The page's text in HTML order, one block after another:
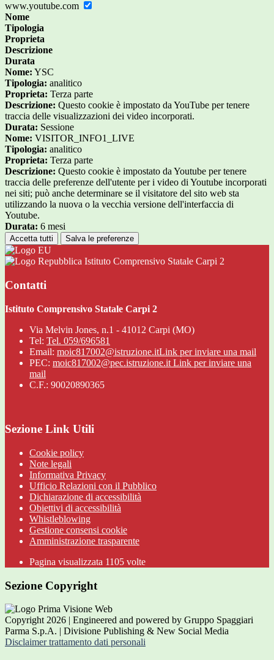
www.youtube.com
Nome
Tipologia
Proprieta
Descrizione
Durata
Nome: YSC
Tipologia: analitico
Proprieta: Terza parte
Descrizione: Questo cookie è impostato da YouTube per tenere
traccia delle visualizzazioni dei video incorporati.
Durata: Sessione
Nome: VISITOR_INFO1_LIVE
Tipologia: analitico
Proprieta: Terza parte
Descrizione: Questo cookie è impostato da Youtube per tenere
traccia delle preferenze dell'utente per i video di Youtube incorporati
nei siti; può anche determinare se il visitatore del sito web sta
utilizzando la nuova o la vecchia versione dell'interfaccia di
Youtube.
Durata: 6 mesi
Accetta tutti Salva le preferenze
Istituto Comprensivo Statale Carpi 2
Contatti
Istituto Comprensivo Statale Carpi 2
Via Melvin Jones, n.1 - 41012 Carpi (MO)
Tel: Tel. 059/696581
Email: moic817002@istruzione.itLink per inviare una mail
PEC: moic817002@pec.istruzione.it Link per inviare una
mail
C.F.: 90020890365
Sezione Link Utili
Cookie policy
Note legali
Informativa Privacy
Ufficio Relazioni con il Pubblico
Dichiarazione di accessibilità
Obiettivi di accessibilità
Whistleblowing
Gestione consensi cookie
Amministrazione trasparente
Pagina visualizzata 1105 volte
Sezione Copyright
Copyright 2026 | Engineered and powered by Gruppo Spaggiari
Parma S.p.A. | Divisione Publishing & New Social Media
Disclaimer trattamento dati personali